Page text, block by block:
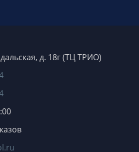
д. 18г (ТЦ ТРИО)